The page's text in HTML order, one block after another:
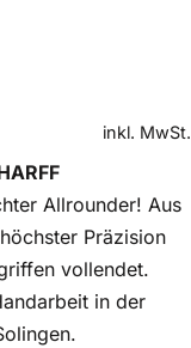
inkl. MwSt.
Allrounder! Aus
Präzision
vollendet.
in der